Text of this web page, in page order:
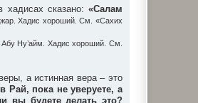
сказано: «Салам
Хадис хороший. См. «Сахих
Абу Ну’айм. Хадис хороший. См.
а истинная вера – это
Рай, пока не уверуете, а
вы будете делать это?